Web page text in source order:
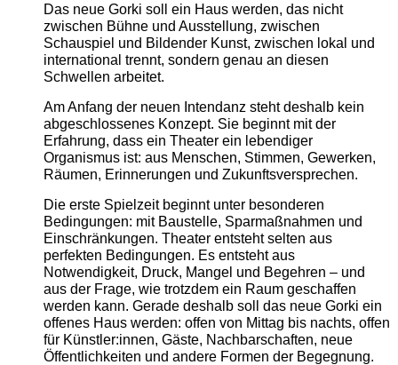
Das neue Gorki soll ein Haus werden, das nicht
zwischen Bühne und Ausstellung, zwischen
Schauspiel und Bildender Kunst, zwischen lokal und
international trennt, sondern genau an diesen
Schwellen arbeitet.
Am Anfang der neuen Intendanz steht deshalb kein
abgeschlossenes Konzept. Sie beginnt mit der
Erfahrung, dass ein Theater ein lebendiger
Organismus ist: aus Menschen, Stimmen, Gewerken,
Räumen, Erinnerungen und Zukunftsversprechen.
Die erste Spielzeit beginnt unter besonderen
Bedingungen: mit Baustelle, Sparmaßnahmen und
Einschränkungen. Theater entsteht selten aus
perfekten Bedingungen. Es entsteht aus
Notwendigkeit, Druck, Mangel und Begehren – und
aus der Frage, wie trotzdem ein Raum geschaffen
werden kann. Gerade deshalb soll das neue Gorki ein
offenes Haus werden: offen von Mittag bis nachts, offen
für Künstler:innen, Gäste, Nachbarschaften, neue
Öffentlichkeiten und andere Formen der Begegnung.